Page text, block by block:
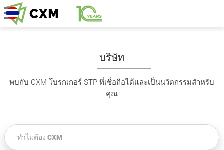
บริษัท
พบกับ CXM โบรกเกอร์ STP ที่เชื่อถือได้และเป็นนวัตกรรมสำหรับ
คุณ
ทำไมต้อง CXM